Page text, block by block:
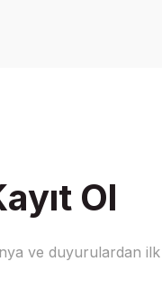
Ol
ve duyurulardan